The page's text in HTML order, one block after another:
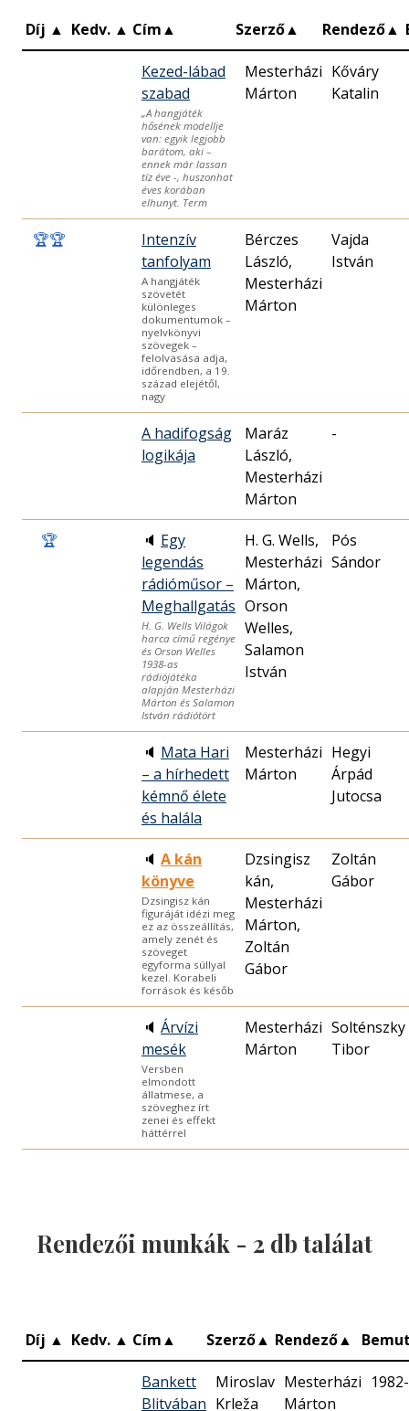
Díj ▲ Kedv. ▲ Cím▲ Szerző▲ Rendező▲
Kezed-lábad
szabad
„A hangjáték
hősének modellje
van: egyik legjobb
barátom, aki –
ennek már lassan
tíz éve -, huszonhat
éves korában
elhunyt. Term
Mesterházi
Márton
Kőváry
Katalin
🏆🏆
Intenzív
tanfolyam
A hangjáték
szövetét
különleges
dokumentumok –
nyelvkönyvi
szövegek –
felolvasása adja,
időrendben, a 19.
század elejétől,
nagy
Bérczes
László,
Mesterházi
Márton
Vajda
István
A hadifogság
logikája
Maráz
László,
Mesterházi
Márton
-
🏆 🔈 Egy
legendás
rádióműsor –
Meghallgatás
H. G. Wells Világok
harca című regénye
és Orson Welles
1938-as
rádiójátéka
alapján Mesterházi
Márton és Salamon
István rádiótört
H. G. Wells,
Mesterházi
Márton,
Orson
Welles,
Salamon
István
Pós
Sándor
🔈 Mata Hari
– a hírhedett
kémnő élete
és halála
Mesterházi
Márton
Hegyi
Árpád
Jutocsa
🔈 A kán
könyve
Dzsingisz kán
figuráját idézi meg
ez az összeállítás,
amely zenét és
szöveget
egyforma súllyal
kezel. Korabeli
források és későb
Dzsingisz
kán,
Mesterházi
Márton,
Zoltán
Gábor
Zoltán
Gábor
🔈 Árvízi
mesék
Versben
elmondott
állatmese, a
szöveghez írt
zenei és effekt
háttérrel
Mesterházi
Márton
Solténszky
Tibor
Rendezői munkák - 2 db találat
Díj ▲ Kedv. ▲ Cím▲ Szerző▲ Rendező▲
Bankett
Blitvában
Miroslav
Krleža
Mesterházi
Márton